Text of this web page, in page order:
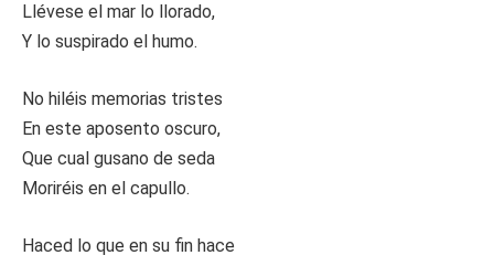
Llévese el mar lo llorado,
Y lo suspirado el humo.
No hiléis memorias tristes
En este aposento oscuro,
Que cual gusano de seda
Moriréis en el capullo.
Haced lo que en su fin hace